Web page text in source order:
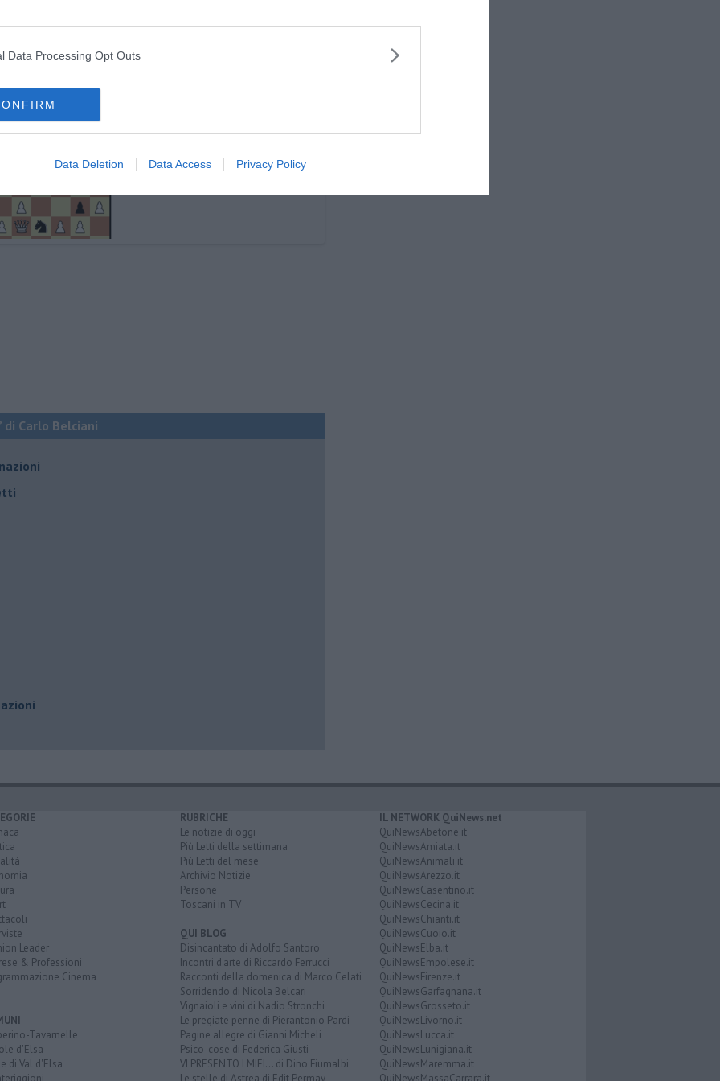
Data Processing Opt Outs
Data Deletion Data Access Privacy Policy
di Carlo Belciani
Leader
& Professioni
Cinema
Tavarnelle
d'Elsa
di Val d'Elsa
RUBRICHE
Le notizie di oggi
Più Letti della settimana
Più Letti del mese
Archivio Notizie
Persone
Toscani in TV
QUI BLOG
Disincantato di Adolfo Santoro
Incontri d'arte di Riccardo Ferrucci
Racconti della domenica di Marco Celati
Sorridendo di Nicola Belcari
Vignaioli e vini di Nadio Stronchi
Le pregiate penne di Pierantonio Pardi
Pagine allegre di Gianni Micheli
Psico-cose di Federica Giusti
VI PRESENTO I MIEI... di Dino Fiumalbi
Le stelle di Astrea di Edit Permay
IL NETWORK QuiNews.net
QuiNewsAbetone.it
QuiNewsAmiata.it
QuiNewsAnimali.it
QuiNewsArezzo.it
QuiNewsCasentino.it
QuiNewsCecina.it
QuiNewsChianti.it
QuiNewsCuoio.it
QuiNewsElba.it
QuiNewsEmpolese.it
QuiNewsFirenze.it
QuiNewsGarfagnana.it
QuiNewsGrosseto.it
QuiNewsLivorno.it
QuiNewsLucca.it
QuiNewsLunigiana.it
QuiNewsMaremma.it
QuiNewsMassaCarrara.it